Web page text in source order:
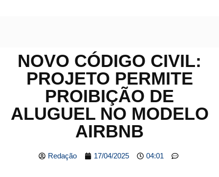
NOVO CÓDIGO CIVIL:
PROJETO PERMITE
PROIBIÇÃO DE
ALUGUEL NO MODELO
AIRBNB
Redação 17/04/2025 04:01